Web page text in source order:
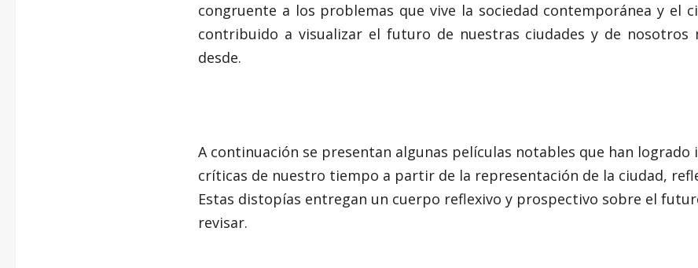
congruente a los problemas que vive la sociedad contemporánea y el
contribuido a visualizar el futuro de nuestras ciudades y de nosotros
desde.
A continuación se presentan algunas películas notables que han logrado
críticas de nuestro tiempo a partir de la representación de la ciudad,
Estas distopías entregan un cuerpo reflexivo y prospectivo sobre el
revisar.